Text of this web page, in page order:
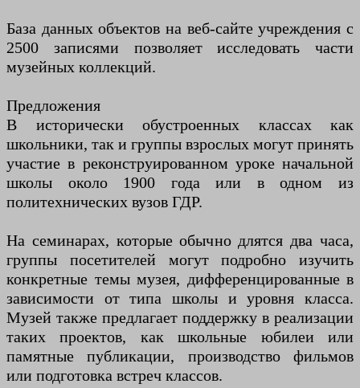
База данных объектов на веб-сайте учреждения с
2500 записями позволяет исследовать части
музейных коллекций.
Предложения
В исторически обустроенных классах как
школьники, так и группы взрослых могут принять
участие в реконструированном уроке начальной
школы около 1900 года или в одном из
политехнических вузов ГДР.
На семинарах, которые обычно длятся два часа,
группы посетителей могут подробно изучить
конкретные темы музея, дифференцированные в
зависимости от типа школы и уровня класса.
Музей также предлагает поддержку в реализации
таких проектов, как школьные юбилеи или
памятные публикации, производство фильмов
или подготовка встреч классов.